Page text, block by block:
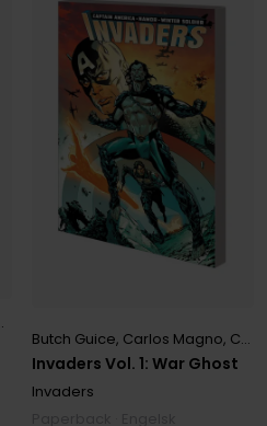
Invaders Vol. 1: War Ghost
Butch Guice, Carlos Magno, Chip Zdarsky
Invaders